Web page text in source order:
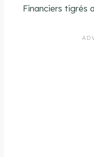
Financiers tigrés